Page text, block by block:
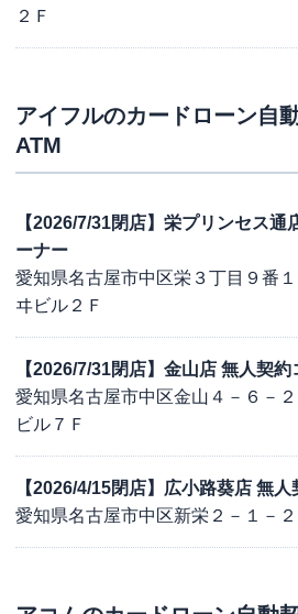
２Ｆ
アイフルのカードローン自
ATM
【2026/7/31閉店】栄プリンセス通
ーナー
愛知県名古屋市中区栄３丁目９番
ヰビル２Ｆ
【2026/7/31閉店】金山店 無人契約
愛知県名古屋市中区金山４－６－
ビル７Ｆ
【2026/4/15閉店】広小路葵店 無
愛知県名古屋市中区新栄２－１－